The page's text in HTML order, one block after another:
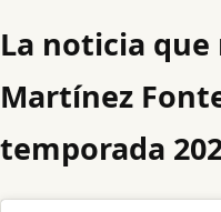
La noticia que
Martínez
temporada